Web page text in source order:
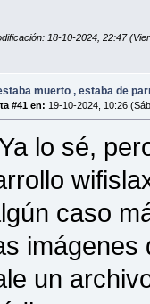
18-10-2024, 22:47
muerto , estaba de
#41 en: 19-10-2024, 10:26
lo sé,
caso
imágenes
un